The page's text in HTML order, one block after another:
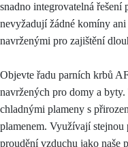
snadno integrovatelná řešení
nevyžadují žádné komíny ani
navrženými pro zajištění
Objevte řadu parních krbů
navržených pro domy a
chladnými plameny s
plamenem. Využívají
proudění vzduchu jako naše